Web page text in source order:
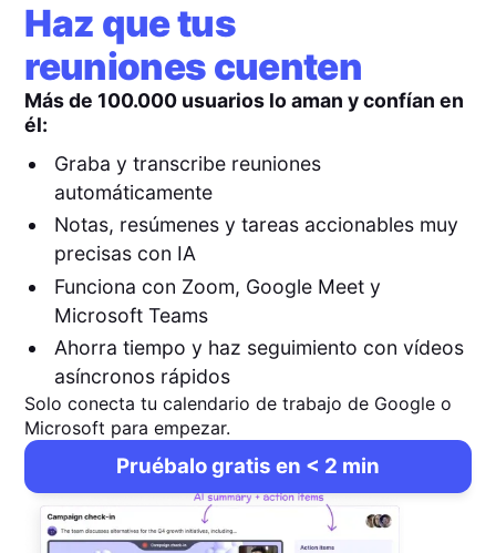
Haz que tus
reuniones cuenten
Más de 100.000 usuarios lo aman y confían en
él:
Graba y transcribe reuniones
automáticamente
Notas, resúmenes y tareas accionables muy
precisas con IA
Funciona con Zoom, Google Meet y
Microsoft Teams
Ahorra tiempo y haz seguimiento con vídeos
asíncronos rápidos
Solo conecta tu calendario de trabajo de Google o
Microsoft para empezar.
Pruébalo gratis en < 2 min